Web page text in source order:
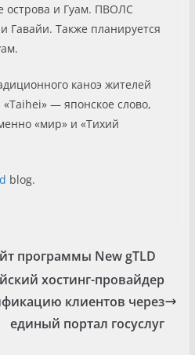
острова и Гуам. ПВОЛС
Гавайи. Также планируется
каноэ жителей
— японское слово,
«мир» и «Тихий
blog.
программы New gTLD
хостинг-провайдер
клиентов через
единый портал госуслуг